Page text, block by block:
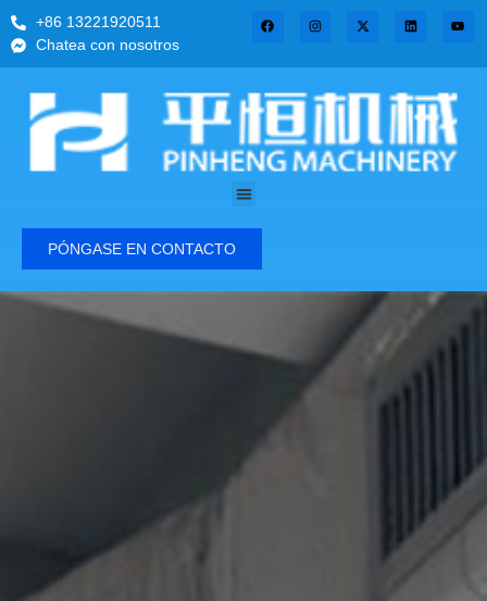
+86 13221920511
Chatea con nosotros
PÓNGASE EN CONTACTO